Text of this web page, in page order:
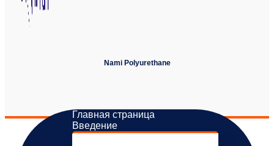
Nami Polyurethane
Главная страница
Введение